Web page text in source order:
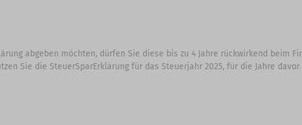
abgeben möchten, dürfen Sie diese bis zu 4 Jahre rückwirkend beim
Sie die SteuerSparErklärung für das Steuerjahr 2025, für die Jahre